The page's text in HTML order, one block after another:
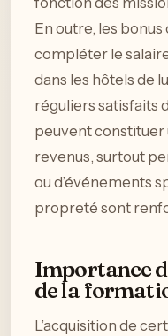
En outre, les
compléter le
dans les hôtels de
réguliers satisfaits
peuvent constituer
revenus, surtout
ou d’événements
propreté sont
Importance
de la
L’acquisition de